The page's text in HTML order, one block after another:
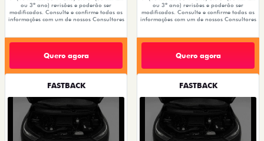
ou 3º ano) revisões e poderão ser
modificados. Consulte e confirme todas as
informações com um de nossos Consultores
Quero agora
ou 3º ano) revisões e poderão ser
modificados. Consulte e confirme todas as
informações com um de nossos Consultores
Quero agora
FASTBACK FASTBACK